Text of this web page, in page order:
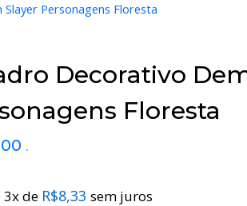
Personagens Floresta
Decorativo
Floresta
.
3x de R$8,33 sem juros